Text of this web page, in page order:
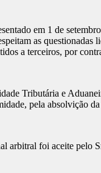
em 1 de
as
a terceiros, por
Tributária e
pela absolvição
arbitral foi aceite pelo